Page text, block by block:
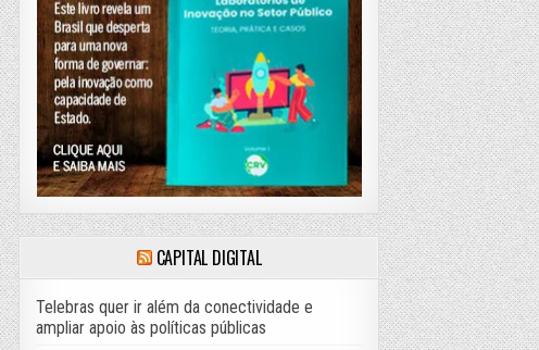
CAPITAL DIGITAL
Telebras quer ir além da conectividade e
ampliar apoio às políticas públicas